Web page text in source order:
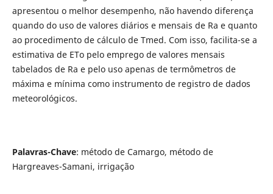
apresentou o melhor desempenho, não havendo diferença
quando do uso de valores diários e mensais de Ra e quanto
ao procedimento de cálculo de Tmed. Com isso, facilita-se a
estimativa de ETo pelo emprego de valores mensais
tabelados de Ra e pelo uso apenas de termômetros de
máxima e mínima como instrumento de registro de dados
meteorológicos.
Palavras-Chave: método de Camargo, método de
Hargreaves-Samani, irrigação